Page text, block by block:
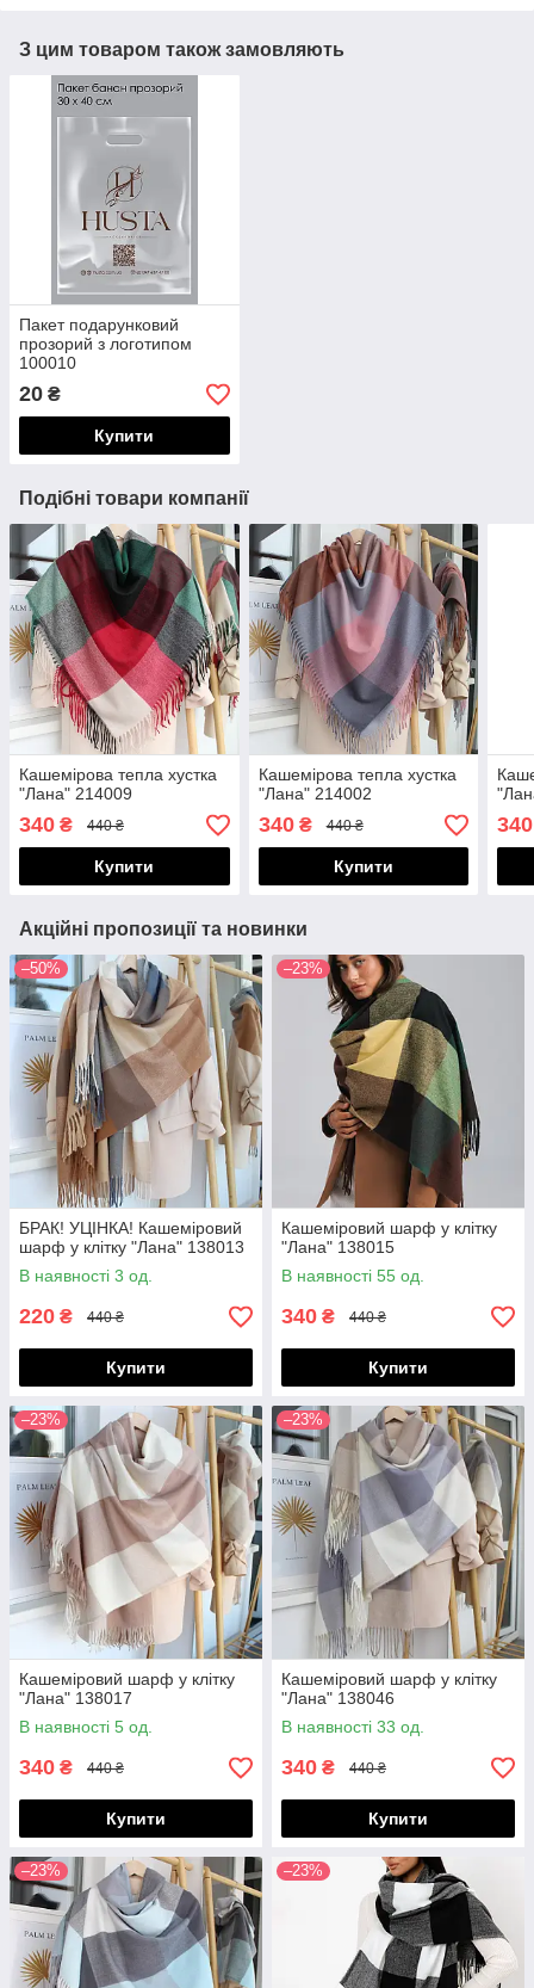
З цим товаром також замовляють
Пакет подарунковий
прозорий з логотипом
100010
20 ₴
Купити
Подібні товари компанії
Кашемірова тепла хустка
"Лана" 214009
340 ₴ 440 ₴
Купити
Кашемірова тепла хустка
"Лана" 214002
340₴ 440 ₴
Купити
340
Акційні пропозиції та новинки
–50%
БРАК! УЦІНКА! Кашеміровий
шарф у клітку "Лана" 138013
В наявності 3 од.
220 ₴ 440 ₴
Купити
–23%
Кашеміровий шарф у клітку
"Лана" 138015
В наявності 55 од.
340 ₴ 440 ₴
Купити
–23%
Кашеміровий шарф у клітку
"Лана" 138017
В наявності 5 од.
340 ₴ 440 ₴
Купити
–23%
Кашеміровий шарф у клітку
"Лана" 138046
В наявності 33 од.
340 ₴ 440 ₴
Купити
–23% –23%